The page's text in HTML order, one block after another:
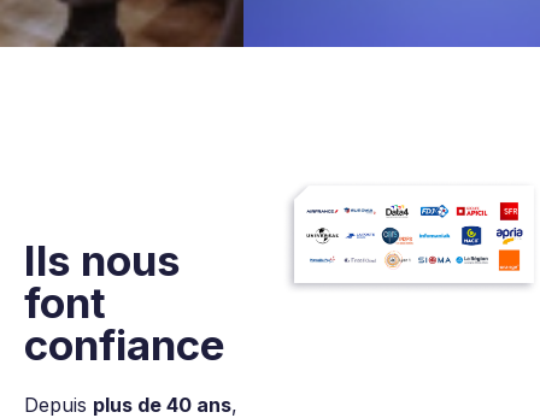
Ils nous
font
confiance
Depuis plus de 40 ans,